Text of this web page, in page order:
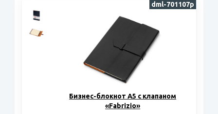
Бизнес-блокнот А5 с клапаном
«Fabrizio»
dml-701107p